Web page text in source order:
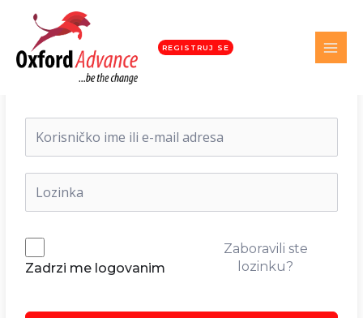
REGISTRUJ SE
Dobrodošli nazad!
Zadrzi me logovanim
Zaboravili ste
lozinku?